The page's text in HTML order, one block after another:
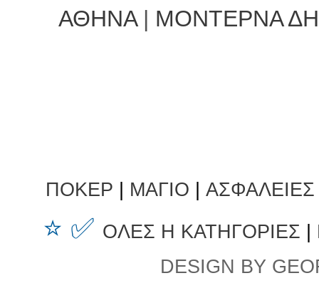
ΑΘΗΝΑ| ΜΟΝΤΕΡΝΑ
ΠΟΚΕΡ ΜΑΓΙΟ
⭐ ✅ ΟΛΕΣ Η ΚΑΤΗΓΟΡΙΕΣ
DESIGN BY